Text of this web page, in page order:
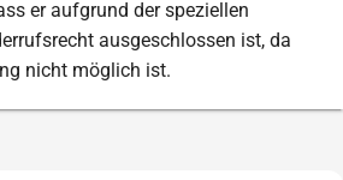
er aufgrund der speziellen
ausgeschlossen ist, da
nicht möglich ist.